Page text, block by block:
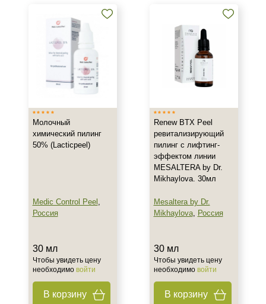
Салициловая кислота
Процедура
Молочный
химический пилинг
50% (Lacticpeel)
Medic Control Peel ,
Россия
30 мл
Чтобы увидеть цену
необходимо войти
В корзину
Renew BTX Peel
ревитализирующий
пилинг с лифтинг-
эффектом линии
MESALTERA by Dr.
Mikhaylova. 30мл
Mesaltera by Dr.
Mikhaylova, Россия
30 мл
Чтобы увидеть цену
необходимо войти
В корзину